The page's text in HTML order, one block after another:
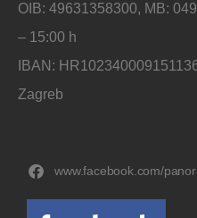
OIB: 49631358300, MB:
– 15:00 h
IBAN:
Zagreb
www.facebook.com/